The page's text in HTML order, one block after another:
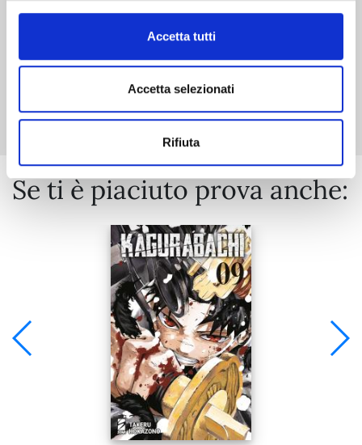
Accetta tutti
Accetta selezionati
Rifiuta
Mostra tutto
Se ti è piaciuto prova anche: